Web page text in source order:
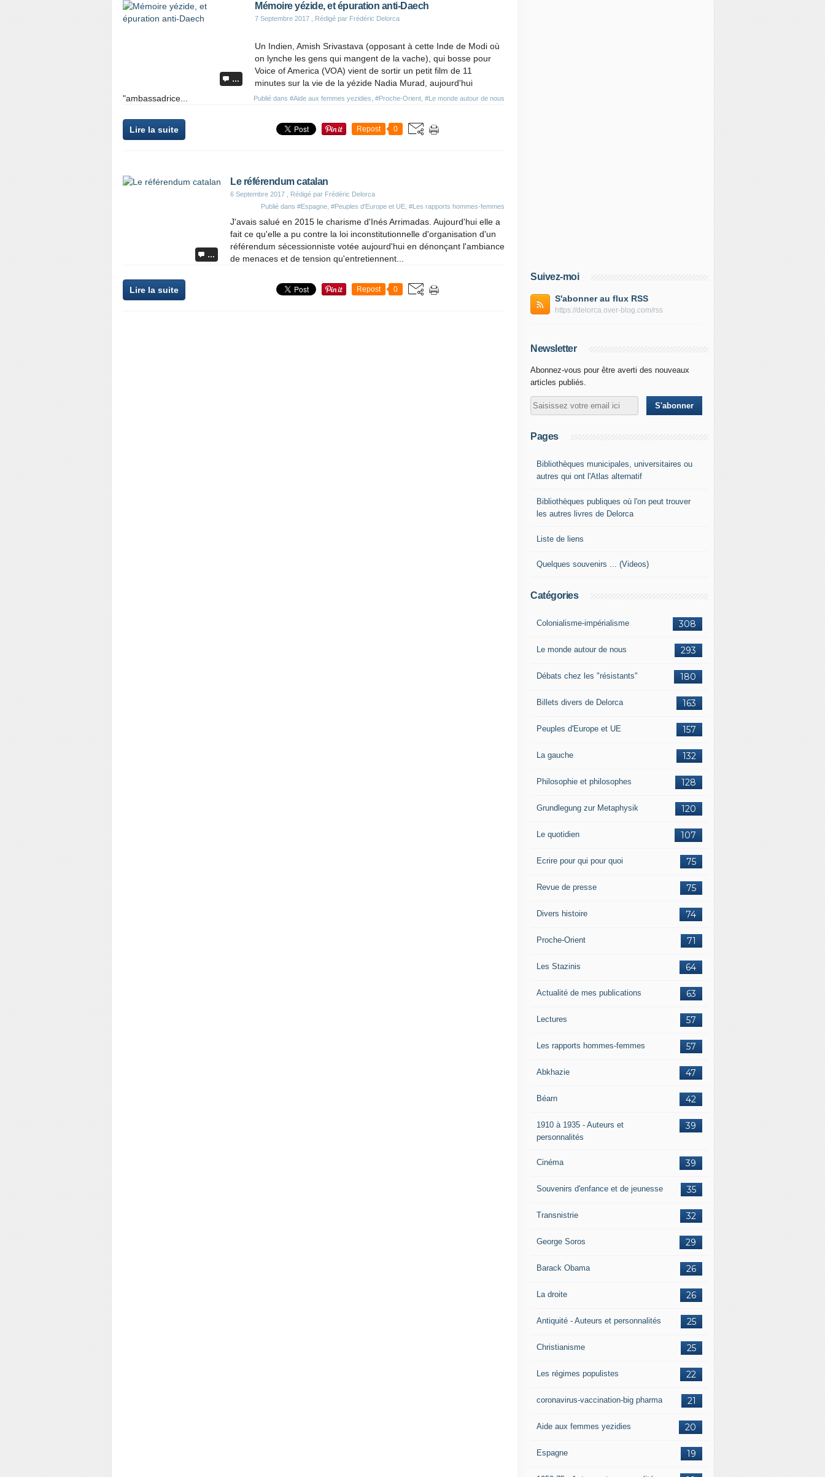
…
Mémoire yézide, et épuration anti-Daech
7 Septembre 2017 , Rédigé par Frédéric Delorca
Publié dans #Aide aux femmes yezidies #Proche-Orient #Le monde autour de nous
Un Indien, Amish Srivastava (opposant à cette Inde de Modi où
on lynche les gens qui mangent de la vache), qui bosse pour
Voice of America (VOA) vient de sortir un petit film de 11
minutes sur la vie de la yézide Nadia Murad, aujourd'hui
"ambassadrice...
Lire la suite Repost 0
…
Le référendum catalan
6 Septembre 2017 , Rédigé par Frédéric Delorca
Publié dans #Espagne #Peuples d'Europe et UE #Les rapports hommes-femmes
J'avais salué en 2015 le charisme d'Inés Arrimadas. Aujourd'hui elle a
fait ce qu'elle a pu contre la loi inconstitutionnelle d'organisation d'un
référendum sécessionniste votée aujourd'hui en dénonçant l'ambiance
de menaces et de tension qu'entretiennent...
Lire la suite Repost 0
Suivez-moi
S'abonner au flux RSS
https://delorca.over-blog.com/rss
Newsletter
Abonnez-vous pour être averti des nouveaux
articles publiés.
Pages
Bibliothèques municipales, universitaires ou
autres qui ont l'Atlas alternatif
Bibliothèques publiques où l'on peut trouver
les autres livres de Delorca
Liste de liens
Quelques souvenirs ... (Videos)
Catégories
308
Colonialisme-impérialisme
293
Le monde autour de nous
180
Débats chez les "résistants"
163
Billets divers de Delorca
157
Peuples d'Europe et UE
132
La gauche
128
Philosophie et philosophes
120
Grundlegung zur Metaphysik
107
Le quotidien
75
Ecrire pour qui pour quoi
75
Revue de presse
74
Divers histoire
71
Proche-Orient
64
Les Stazinis
63
Actualité de mes publications
57
Lectures
57
Les rapports hommes-femmes
47
Abkhazie
42
Béarn
39
1910 à 1935 - Auteurs et
personnalités
39
Cinéma
35
Souvenirs d'enfance et de jeunesse
32
Transnistrie
29
George Soros
26
Barack Obama
26
La droite
25
Antiquité - Auteurs et personnalités
25
Christianisme
22
Les régimes populistes
21
coronavirus-vaccination-big pharma
20
Aide aux femmes yezidies
19
Espagne